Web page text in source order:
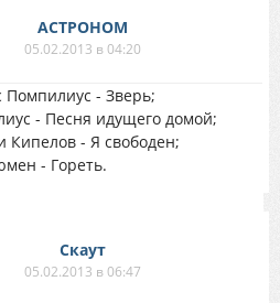
АСТРОНОМ
05.02.2013 в 04:20
Помпилиус - Зверь;
- Песня идущего домой;
Кипелов - Я свободен;
- Гореть.
Скаут
05.02.2013 в 06:47